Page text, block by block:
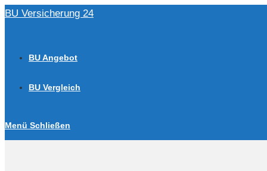
Zum
BU Versicherung 24
BU Angebot
BU Vergleich
Menü Schließen